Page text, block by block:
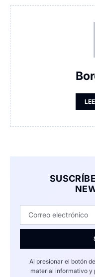
Al presionar el botón
material informativo y